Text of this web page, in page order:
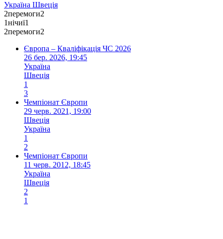
Україна Швеція
2перемоги2
1нічиї1
2перемоги2
Європа – Кваліфікація ЧС 2026
26 бер. 2026, 19:45
Україна
Швеція
1
3
Чемпіонат Європи
29 черв. 2021, 19:00
Швеція
Україна
1
2
Чемпіонат Європи
11 черв. 2012, 18:45
Україна
Швеція
2
1